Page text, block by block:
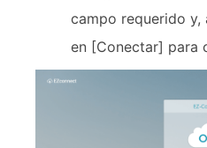
campo requerido y,
en [Conectar] para